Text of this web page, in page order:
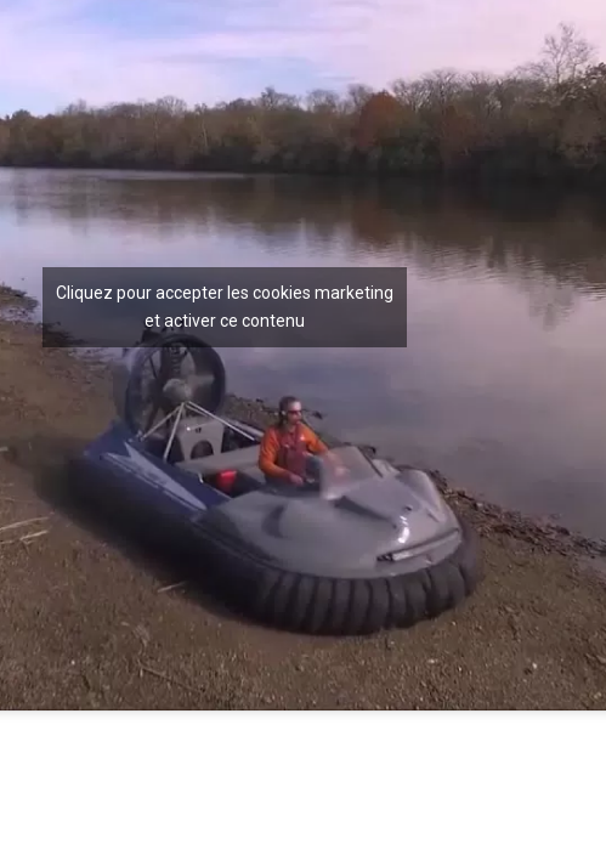
Cliquez pour accepter les cookies marketing
et activer ce contenu